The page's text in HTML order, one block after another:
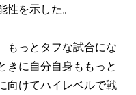
を示した。
もっとタフな試合にな
きに自分自身ももっと
向けてハイレベルで戦